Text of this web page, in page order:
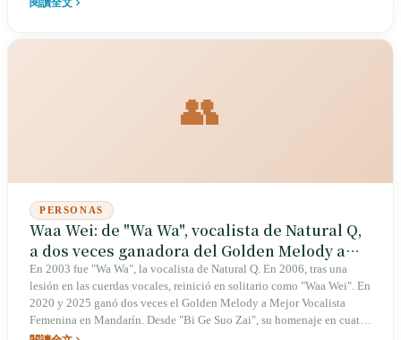
👥
PERSONAS
Waa Wei: de "Wa Wa", vocalista de Natural Q,
a dos veces ganadora del Golden Melody a
Mejor Vocalista Femenina en Mandarín —
veinte años de querer solo ser escuchada
En 2003 fue "Wa Wa", la vocalista de Natural Q. En 2006, tras una
lesión en las cuerdas vocales, reinició en solitario como "Waa Wei". En
2020 y 2025 ganó dos veces el Golden Melody a Mejor Vocalista
Femenina en Mandarín. Desde "Bi Ge Suo Zai", su homenaje en cuatro
idiomas a Lu Kaitong, hasta la resistencia femenina de la versión